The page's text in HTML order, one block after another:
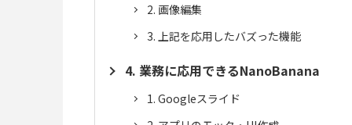
画像編集
上記を応用したバズった機能
業務に応用できるNanoBanana
Googleスライド